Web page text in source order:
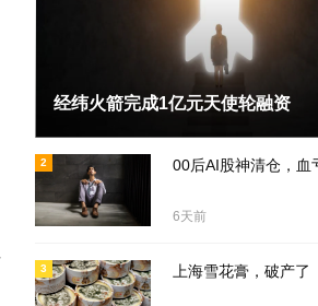
经纬火箭完成1亿元天使轮融资
6天前 00后AI股神清仓，血
6天前
2
上海雪花膏，破产了
3